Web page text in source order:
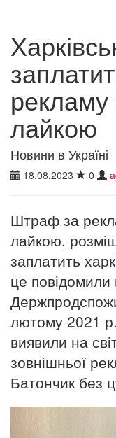
лайкою
Новини в Україні
18.08.2023 0
Штраф за
лайкою,
заплатить
це повідомили
лютому 2021
виявили на
зовнішньої
Батончик без